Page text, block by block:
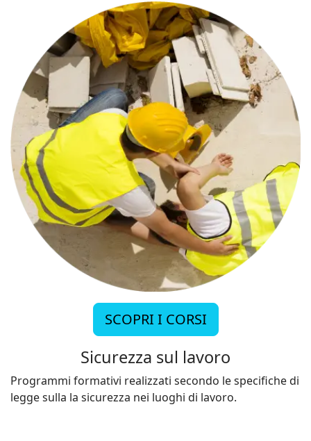
SCOPRI I CORSI
Sicurezza sul lavoro
Programmi formativi realizzati secondo le specifiche di
legge sulla la sicurezza nei luoghi di lavoro.